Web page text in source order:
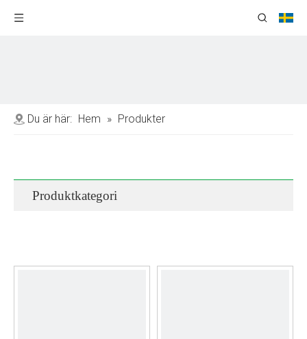
Du är här: Hem » Produkter
Produktkategori